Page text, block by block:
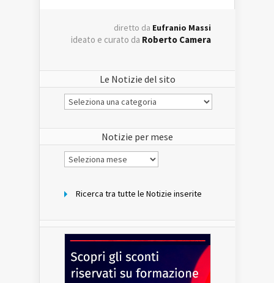
diretto da Eufranio Massi
ideato e curato da Roberto Camera
Le Notizie del sito
Le
Notizie
Notizie per mese
Notizie
per
Ricerca tra tutte le Notizie inserite